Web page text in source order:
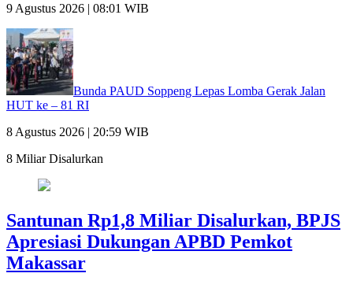
9 Agustus 2026 | 08:01 WIB
Bunda PAUD Soppeng Lepas Lomba Gerak Jalan
HUT ke – 81 RI
8 Agustus 2026 | 20:59 WIB
8 Miliar Disalurkan
Santunan Rp1,8 Miliar Disalurkan, BPJS
Apresiasi Dukungan APBD Pemkot
Makassar